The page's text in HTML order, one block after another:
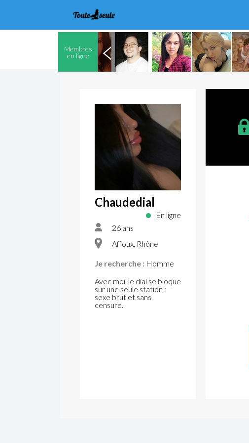
Membres
en ligne
Chaudedial
En ligne
26 ans
Affoux, Rhône
Je recherche : Homme
Avec moi, le dial se bloque
sur une seule station :
sexe brut et sans
censure.